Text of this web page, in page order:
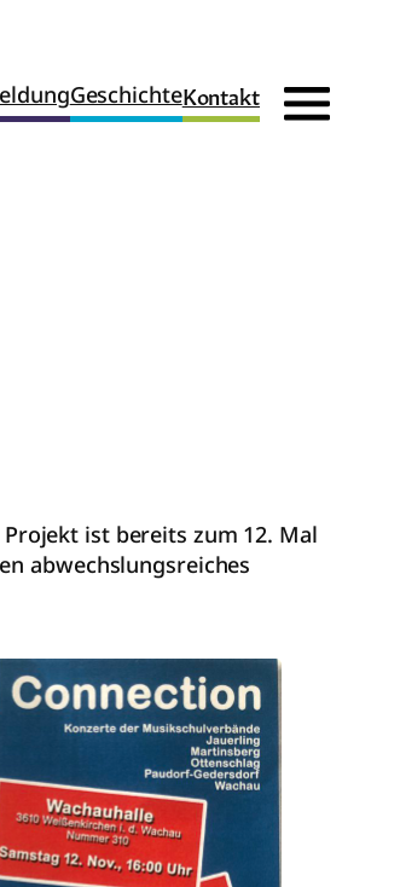
GeschichteKontakt
ist bereits zum 12. Mal
abwechslungsreiches